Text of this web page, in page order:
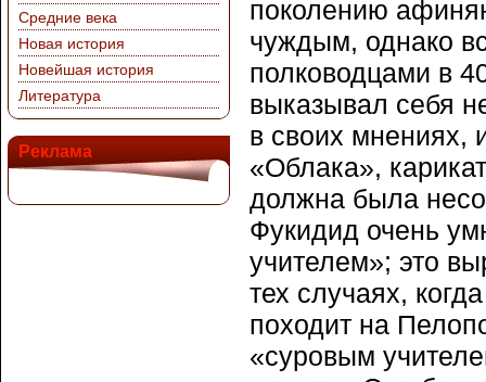
Средние века
Новая история
Новейшая история
Литература
Реклама
поколению
чуждым, однако
полководцами в
выказывал себя
в своих мнениях,
«Облака»,
должна была
Фукидид очень
учителем»; это
тех случаях,
походит на
«суровым